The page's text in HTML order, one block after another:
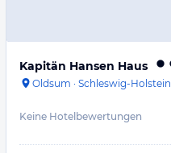
Kapitän Hansen Haus
Oldsum · Schleswig-Holstein
Keine Hotelbewertungen